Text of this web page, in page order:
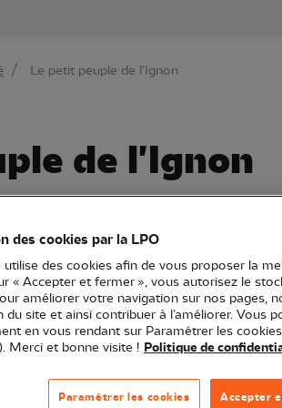
Le petit peuple de l'Ignon
de l'Ignon
Franche-Comté
qui nous conduira aux sources de
aquatiques, oiseaux, poissons...
en partenariat avec le Pays Seine
des cookies par la LPO
des cookies afin de vous proposer la
« Accepter et fermer », vous autorisez le
améliorer votre navigation sur nos pages,
du site et ainsi contribuer à l’améliorer. Vous
en vous rendant sur Paramétrer les
Merci et bonne visite ! Politique de
Accepter
Paramétrer les cookies